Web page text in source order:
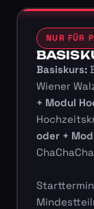
NUR FÜR
Basiskurs:
Wiener
+ Modul
oder +